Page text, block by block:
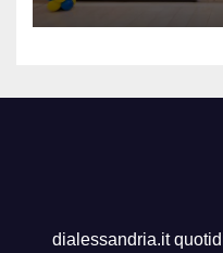
dialessandria.it